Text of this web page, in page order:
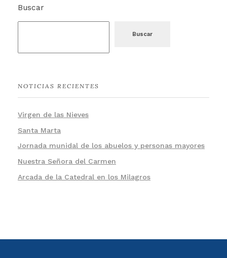
Buscar
Buscar
NOTICIAS RECIENTES
Virgen de las Nieves
Santa Marta
Jornada munidal de los abuelos y personas mayores
Nuestra Señora del Carmen
Arcada de la Catedral en los Milagros